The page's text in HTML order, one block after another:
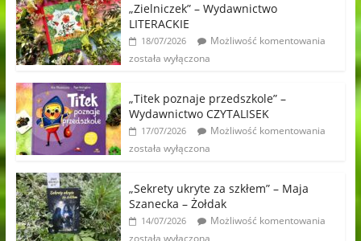
„Zielniczek” – Wydawnictwo
LITERACKIE
18/07/2026
Możliwość komentowania
została wyłączona
„Titek poznaje przedszkole” –
Wydawnictwo CZYTALISEK
17/07/2026
Możliwość komentowania
została wyłączona
„Sekrety ukryte za szkłem” – Maja
Szanecka – Żołdak
14/07/2026
Możliwość komentowania